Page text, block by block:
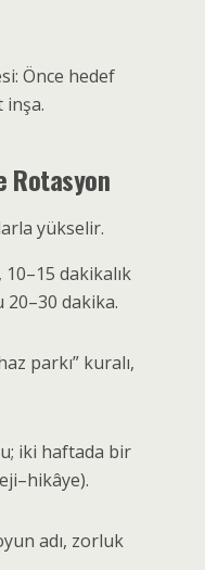
Önce hedef
inşa.
Rotasyon
yükselir.
dakikalık
dakika.
parkı” kuralı,
iki haftada bir
adı, zorluk